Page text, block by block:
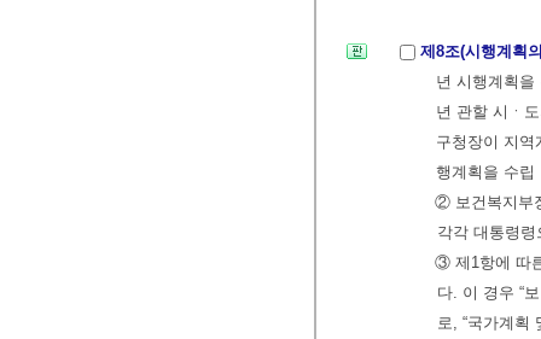
제8조(시행계획
년 시행계획
년 관할 시ㆍ
구청장이 지
행계획을 수립
② 보건복지부
각각 대통령
③ 제1항에 따
다. 이 경우 “
로, “국가계획